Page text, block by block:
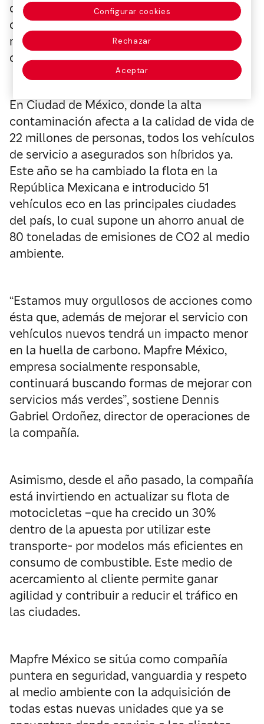
de automóviles híbridos para garantizar al
cliente una atención más sostenible y
respetuosa en lo que respecta a la huella de
carbono.
En Ciudad de México, donde la alta
contaminación afecta a la calidad de vida de
22 millones de personas, todos los vehículos
de servicio a asegurados son híbridos ya.
Este año se ha cambiado la flota en la
República Mexicana e introducido 51
vehículos eco en las principales ciudades
del país, lo cual supone un ahorro anual de
80 toneladas de emisiones de CO2 al medio
ambiente.
“Estamos muy orgullosos de acciones como
ésta que, además de mejorar el servicio con
vehículos nuevos tendrá un impacto menor
en la huella de carbono. Mapfre México,
empresa socialmente responsable,
continuará buscando formas de mejorar con
servicios más verdes”, sostiene Dennis
Gabriel Ordoñez, director de operaciones de
la compañía.
Asimismo, desde el año pasado, la compañía
está invirtiendo en actualizar su flota de
motocicletas –que ha crecido un 30%
dentro de la apuesta por utilizar este
transporte- por modelos más eficientes en
consumo de combustible. Este medio de
acercamiento al cliente permite ganar
agilidad y contribuir a reducir el tráfico en
las ciudades.
Mapfre México se sitúa como compañía
puntera en seguridad, vanguardia y respeto
al medio ambiente con la adquisición de
todas estas nuevas unidades que ya se
Configurar cookies
Rechazar
Aceptar